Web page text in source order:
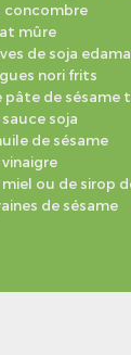
concombre
mûre
de soja
nori frits
pâte de sésame
sauce soja
de sésame
vinaigre
miel ou de sirop
de sésame